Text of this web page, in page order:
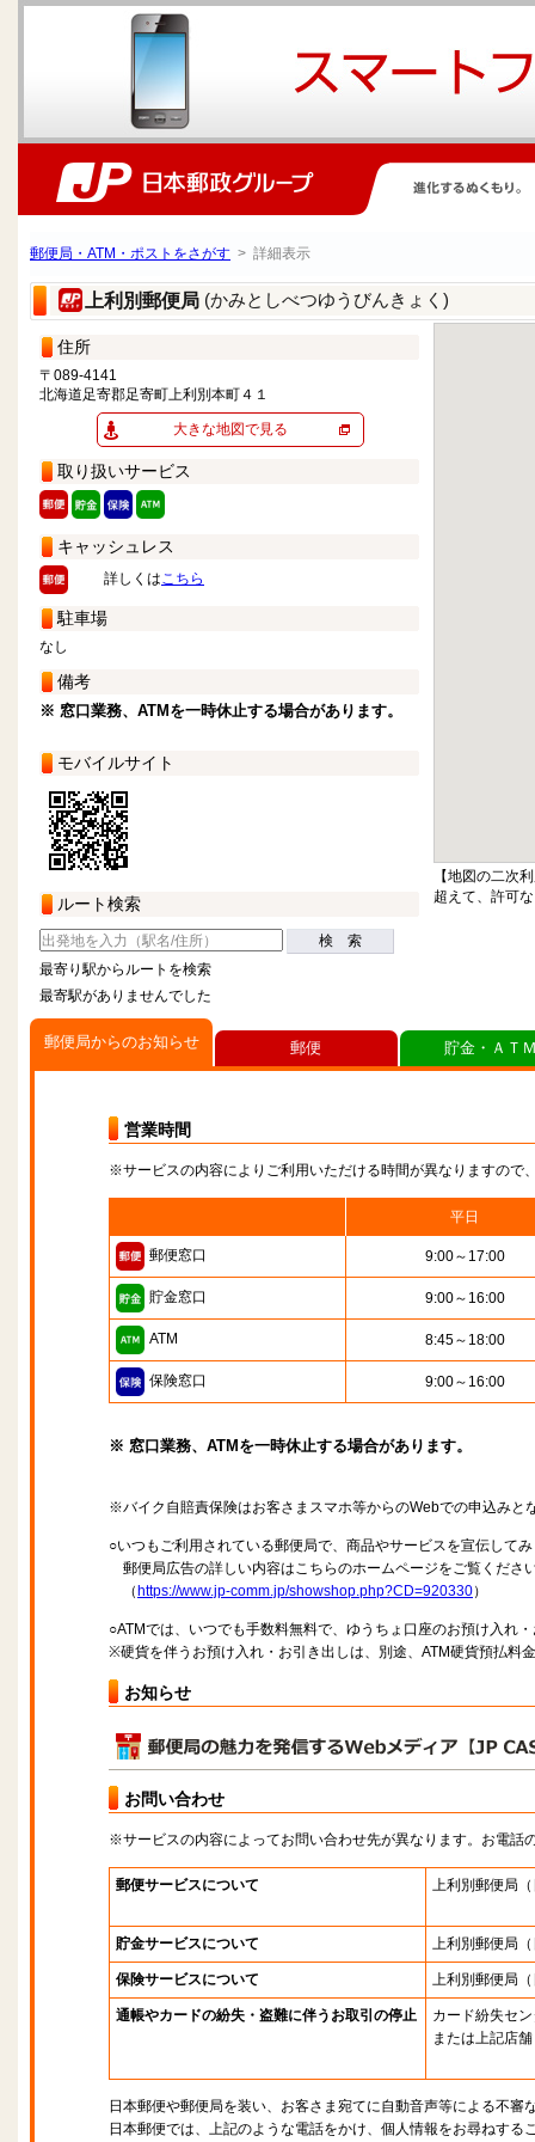
郵便局・ATM・ポストをさがす > 詳細表示
上利別郵便局 (かみとしべつゆうびんきょく)
住所
〒089-4141
北海道足寄郡足寄町上利別本町４１
大きな地図で見る
取り扱いサービス
キャッシュレス
詳しくはこちら
駐車場
なし
備考
※ 窓口業務、ATMを一時休止する場合があります。
モバイルサイト
ルート検索
検 索
最寄り駅からルートを検索
最寄駅がありませんでした
【地図の二次
超えて、許可
郵便局からのお知らせ
営業時間
※サービスの内容によりご利用いただける時間が異なりますので
平日
郵便窓口 9:00～17:00
貯金窓口 9:00～16:00
ATM 8:45～18:00
保険窓口 9:00～16:00
※ 窓口業務、ATMを一時休止する場合があります。
※バイク自賠責保険はお客さまスマホ等からのWebでの申込みと
○いつもご利用されている郵便局で、商品やサービスを宣伝して
郵便局広告の詳しい内容はこちらのホームページをご覧くださ
（ https://www.jp-comm.jp/showshop.php?CD=920330）
○ATMでは、いつでも手数料無料で、ゆうちょ口座のお預け入れ
※硬貨を伴うお預け入れ・お引き出しは、別途、ATM硬貨預払料
お知らせ
お問い合わせ
※サービスの内容によってお問い合わせ先が異なります。お電話
郵便サービスについて 上利別郵便局
貯金サービスについて 上利別郵便局
保険サービスについて 上利別郵便局
通帳やカードの紛失・盗難に伴うお取引の停止
カード紛失セ
または上記店舗
日本郵便や郵便局を装い、お客さま宛てに自動音声等による不審
日本郵便では、上記のような電話をかけ、個人情報をお尋ねする
郵便 貯金・ＡＴ